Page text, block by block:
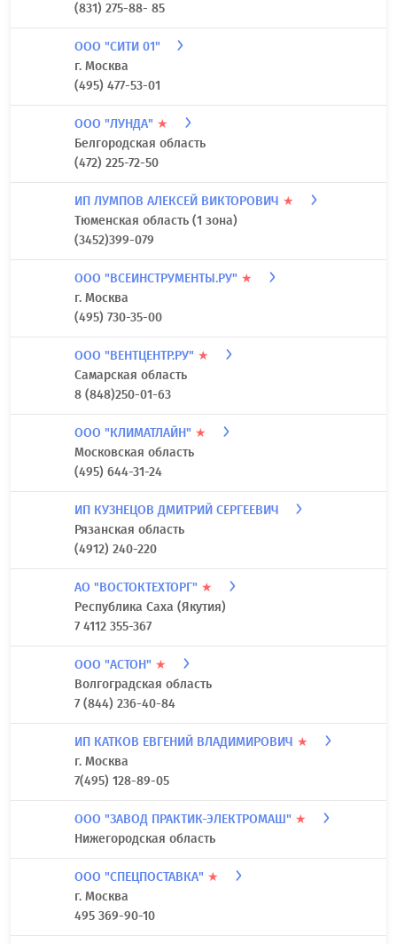
(831) 275-88- 85
ООО "СИТИ 01"
г. Москва
(495) 477-53-01
ООО "ЛУНДА" ★
Белгородская область
(472) 225-72-50
ИП ЛУМПОВ АЛЕКСЕЙ ВИКТОРОВИЧ ★
Тюменская область (1 зона)
(3452)399-079
ООО "ВСЕИНСТРУМЕНТЫ.РУ" ★
г. Москва
(495) 730-35-00
ООО "ВЕНТЦЕНТР.РУ" ★
Самарская область
8 (848)250-01-63
ООО "КЛИМАТЛАЙН" ★
Московская область
(495) 644-31-24
ИП КУЗНЕЦОВ ДМИТРИЙ СЕРГЕЕВИЧ
Рязанская область
(4912) 240-220
АО "ВОСТОКТЕХТОРГ" ★
Республика Саха (Якутия)
7 4112 355-367
ООО "АСТОН" ★
Волгоградская область
7 (844) 236-40-84
ИП КАТКОВ ЕВГЕНИЙ ВЛАДИМИРОВИЧ ★
г. Москва
7(495) 128-89-05
ООО "ЗАВОД ПРАКТИК-ЭЛЕКТРОМАШ" ★
Нижегородская область
ООО "СПЕЦПОСТАВКА" ★
г. Москва
495 369-90-10